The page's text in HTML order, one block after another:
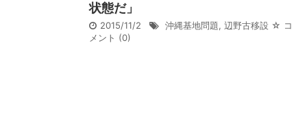
状態だ」
2015/11/2 沖縄基地問題, 辺野古移設 ☆ コ
メント (0)